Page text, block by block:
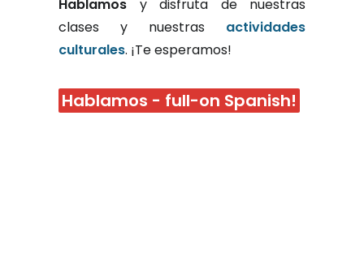
Hablamos y disfruta de nuestras
clases y nuestras actividades
culturales. ¡Te esperamos!
Hablamos - full-on Spanish!